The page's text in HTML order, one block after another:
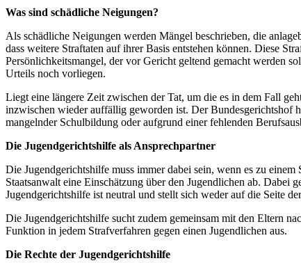
Was sind schädliche Neigungen?
Als schädliche Neigungen werden Mängel beschrieben, die
dass weitere Straftaten auf ihrer Basis entstehen können. Diese
Persönlichkeitsmangel, der vor Gericht geltend gemacht werden
Urteils noch vorliegen.
Liegt eine längere Zeit zwischen der Tat, um die es in dem Fall
inzwischen wieder auffällig geworden ist. Der Bundesgerichtshof
mangelnder Schulbildung oder aufgrund einer fehlenden
Die Jugendgerichtshilfe als Ansprechpartner
Die Jugendgerichtshilfe muss immer dabei sein, wenn es zu
Staatsanwalt eine Einschätzung über den Jugendlichen ab. Dabei
Jugendgerichtshilfe ist neutral und stellt sich weder auf die Seite
Die Jugendgerichtshilfe sucht zudem gemeinsam mit den Eltern
Funktion in jedem Strafverfahren gegen einen Jugendlichen aus.
Die Rechte der Jugendgerichtshilfe